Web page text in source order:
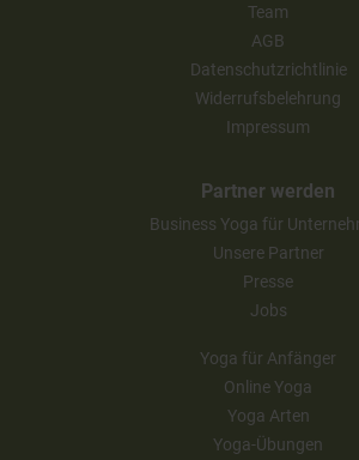
Team
AGB
Datenschutzrichtlinie
Widerrufsbelehrung
Impressum
Partner werden
Business Yoga für
Unsere Partner
Presse
Jobs
Yoga für Anfänger
Online Yoga
Yoga Arten
Yoga-Übungen